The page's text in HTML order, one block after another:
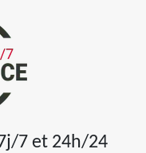
7j/7 et 24h/24